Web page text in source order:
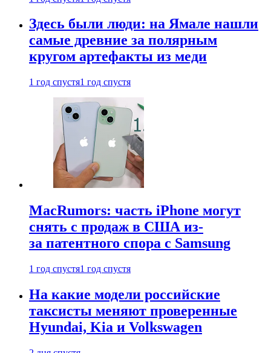
Здесь были люди: на Ямале нашли
самые древние за полярным
кругом артефакты из меди
1 год спустя1 год спустя
MacRumors: часть iPhone могут
снять с продаж в США из-
за патентного спора с Samsung
1 год спустя1 год спустя
На какие модели российские
таксисты меняют проверенные
Hyundai, Kia и Volkswagen